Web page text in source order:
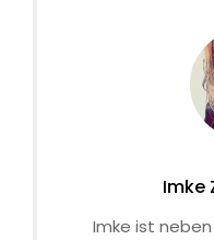
Imke
Imke ist